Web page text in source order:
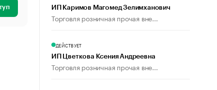
ИП Каримов Магомед Зелимханович
Торговля розничная прочая вне...
ДЕЙСТВУЕТ
ИП Цветкова Ксения Андреевна
Торговля розничная прочая вне...